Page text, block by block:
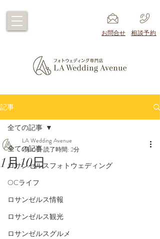
​お問合せ ​相談予約
記事
全ての記事
ロサンゼルスフォトウェディング
OCライフ
ロサンゼルス情報
ロサンゼルス観光
ロサンゼルスグルメ
全ての記事
1月10日
LA Wedding Avenue
1月10日読了時間: 2分